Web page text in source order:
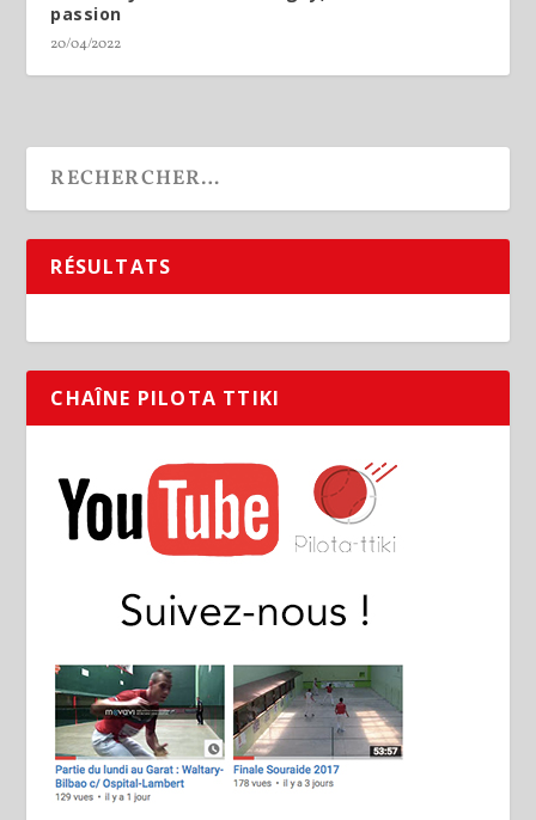
passion
20/04/2022
RÉSULTATS
CHAÎNE PILOTA TTIKI